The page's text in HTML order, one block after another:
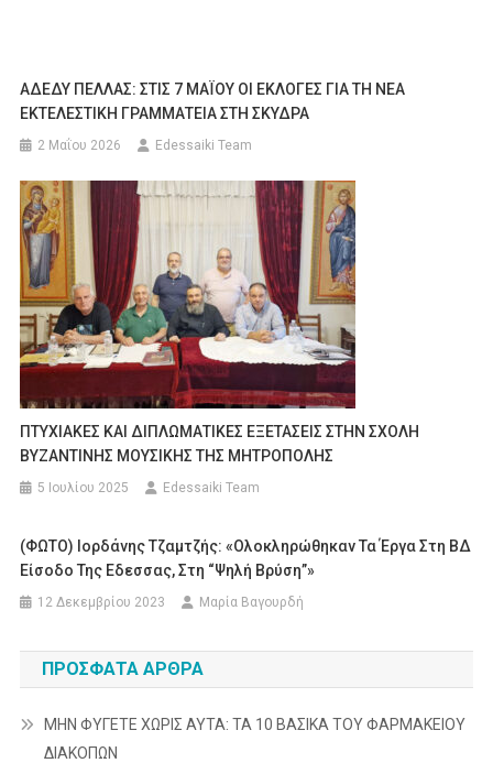
ΑΔΕΔΥ ΠΕΛΛΑΣ: ΣΤΙΣ 7 ΜΑΪΟΥ ΟΙ ΕΚΛΟΓΕΣ ΓΙΑ ΤΗ ΝΕΑ
ΕΚΤΕΛΕΣΤΙΚΗ ΓΡΑΜΜΑΤΕΙΑ ΣΤΗ ΣΚΥΔΡΑ
2 Μαΐου 2026 Edessaiki Team
ΠΤΥΧΙΑΚΕΣ ΚΑΙ ΔΙΠΛΩΜΑΤΙΚΕΣ ΕΞΕΤΑΣΕΙΣ ΣΤΗΝ ΣΧΟΛΗ
ΒΥΖΑΝΤΙΝΗΣ ΜΟΥΣΙΚΗΣ ΤΗΣ ΜΗΤΡΟΠΟΛΗΣ
5 Ιουλίου 2025 Edessaiki Team
(ΦΩΤΟ) Ιορδάνης Τζαμτζής: «Ολοκληρώθηκαν Τα Έργα Στη ΒΔ
Είσοδο Της Εδεσσας, Στη “Ψηλή Βρύση”»
12 Δεκεμβρίου 2023 Μαρία Βαγουρδή
ΠΡΌΣΦΑΤΑ ΆΡΘΡΑ
ΜΗΝ ΦΥΓΕΤΕ ΧΩΡΙΣ ΑΥΤΑ: ΤΑ 10 ΒΑΣΙΚΑ ΤΟΥ ΦΑΡΜΑΚΕΙΟΥ
ΔΙΑΚΟΠΩΝ